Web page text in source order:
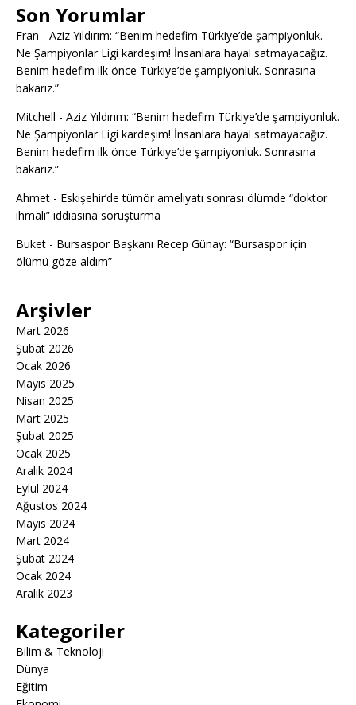
Son Yorumlar
Fran - Aziz Yıldırım: “Benim hedefim Türkiye’de şampiyonluk.
Ne Şampiyonlar Ligi kardeşim! İnsanlara hayal satmayacağız.
Benim hedefim ilk önce Türkiye’de şampiyonluk. Sonrasına
bakarız.”
Mitchell - Aziz Yıldırım: “Benim hedefim Türkiye’de şampiyonluk.
Ne Şampiyonlar Ligi kardeşim! İnsanlara hayal satmayacağız.
Benim hedefim ilk önce Türkiye’de şampiyonluk. Sonrasına
bakarız.”
Ahmet - Eskişehir’de tümör ameliyatı sonrası ölümde “doktor
ihmali” iddiasına soruşturma
Buket - Bursaspor Başkanı Recep Günay: “Bursaspor için
ölümü göze aldım”
Arşivler
Mart 2026
Şubat 2026
Ocak 2026
Mayıs 2025
Nisan 2025
Mart 2025
Şubat 2025
Ocak 2025
Aralık 2024
Eylül 2024
Ağustos 2024
Mayıs 2024
Mart 2024
Şubat 2024
Ocak 2024
Aralık 2023
Kategoriler
Bilim & Teknoloji
Dünya
Eğitim